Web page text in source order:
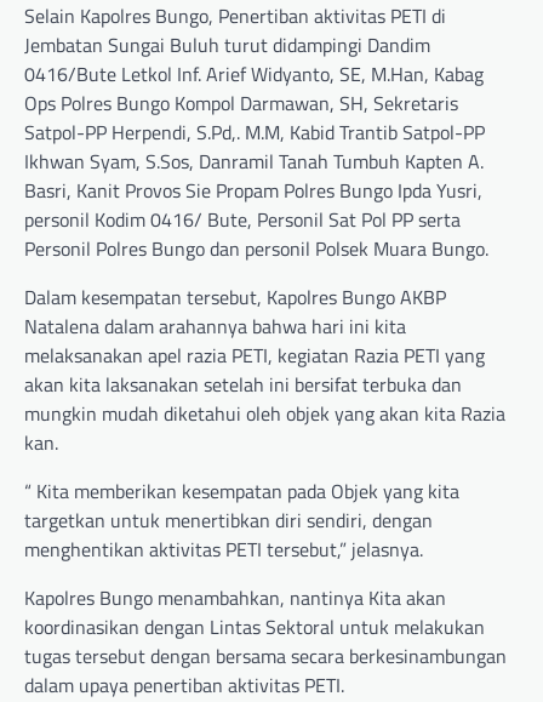
Selain Kapolres Bungo, Penertiban aktivitas PETI di
Jembatan Sungai Buluh turut didampingi Dandim
0416/Bute Letkol Inf. Arief Widyanto, SE, M.Han, Kabag
Ops Polres Bungo Kompol Darmawan, SH, Sekretaris
Satpol-PP Herpendi, S.Pd,. M.M, Kabid Trantib Satpol-PP
Ikhwan Syam, S.Sos, Danramil Tanah Tumbuh Kapten A.
Basri, Kanit Provos Sie Propam Polres Bungo Ipda Yusri,
personil Kodim 0416/ Bute, Personil Sat Pol PP serta
Personil Polres Bungo dan personil Polsek Muara Bungo.
Dalam kesempatan tersebut, Kapolres Bungo AKBP
Natalena dalam arahannya bahwa hari ini kita
melaksanakan apel razia PETI, kegiatan Razia PETI yang
akan kita laksanakan setelah ini bersifat terbuka dan
mungkin mudah diketahui oleh objek yang akan kita Razia
kan.
“ Kita memberikan kesempatan pada Objek yang kita
targetkan untuk menertibkan diri sendiri, dengan
menghentikan aktivitas PETI tersebut,” jelasnya.
Kapolres Bungo menambahkan, nantinya Kita akan
koordinasikan dengan Lintas Sektoral untuk melakukan
tugas tersebut dengan bersama secara berkesinambungan
dalam upaya penertiban aktivitas PETI.